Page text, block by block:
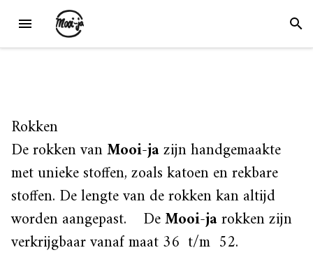
content
MENU
Rokken
De rokken vanMooi-jazijn handgemaakte
met unieke stoffen, zoals katoen en rekbare
stoffen. De lengte van de rokken kan altijd
worden aangepast. DeMooi-jarokken zijn
verkrijgbaar vanaf maat 36 t/m 52.